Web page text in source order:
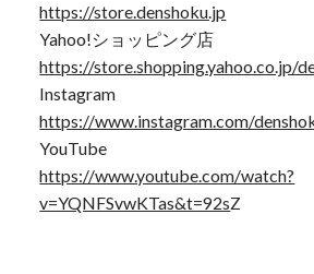
https://store.denshoku.jp
Yahoo!ショッピング店
https://store.shopping.yahoo.co.jp/
Instagram
https://www.instagram.com/
YouTube
https://www.youtube.com/watch?
v=YQNFSvwKTas&t=92sZ